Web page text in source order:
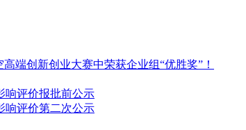
端创新创业大赛中荣获企业组“优胜奖”！
响评价报批前公示
响评价第二次公示